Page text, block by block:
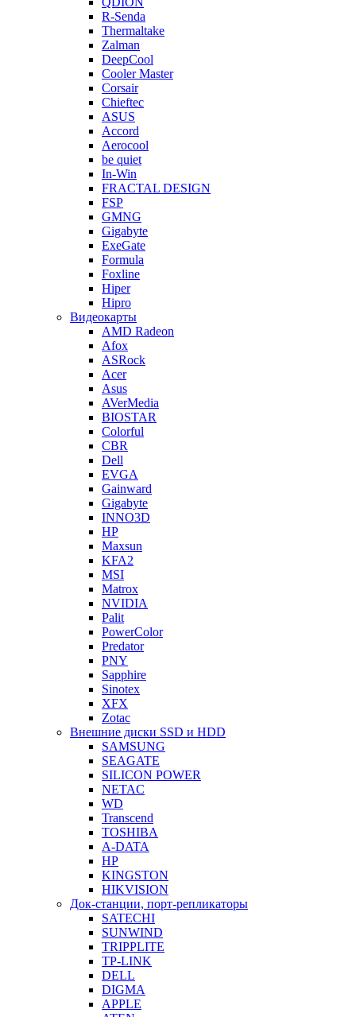
R-Senda
Thermaltake
Zalman
DeepCool
Cooler Master
Corsair
Chieftec
ASUS
Accord
Aerocool
be quiet
In-Win
FRACTAL DESIGN
FSP
GMNG
Gigabyte
ExeGate
Formula
Foxline
Hiper
Hipro
Видеокарты
AMD Radeon
Afox
ASRock
Acer
Asus
AVerMedia
BIOSTAR
Colorful
CBR
Dell
EVGA
Gainward
Gigabyte
INNO3D
HP
Maxsun
KFA2
MSI
Matrox
NVIDIA
Palit
PowerColor
Predator
PNY
Sapphire
Sinotex
XFX
Zotac
Внешние диски SSD и HDD
SAMSUNG
SEAGATE
SILICON POWER
NETAC
WD
Transcend
TOSHIBA
A-DATA
HP
KINGSTON
HIKVISION
Док-станции, порт-репликаторы
SATECHI
SUNWIND
TRIPPLITE
TP-LINK
DELL
DIGMA
APPLE